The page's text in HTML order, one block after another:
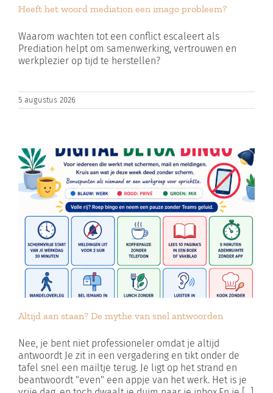
naar:
Winkelwagen
Heeft het woord mediation een imago probleem?
Waarom wachten tot een conflict escaleert als
Prediation helpt om samenwerking, vertrouwen en
werkplezier op tijd te herstellen?
5 augustus 2026
Altijd aan staan? De mythe van snel antwoorden
Nee, je bent niet professioneler omdat je altijd
antwoordt Je zit in een vergadering en tikt onder de
tafel snel een mailtje terug. Je ligt op het strand en
beantwoordt "even" een appje van het werk. Het is je